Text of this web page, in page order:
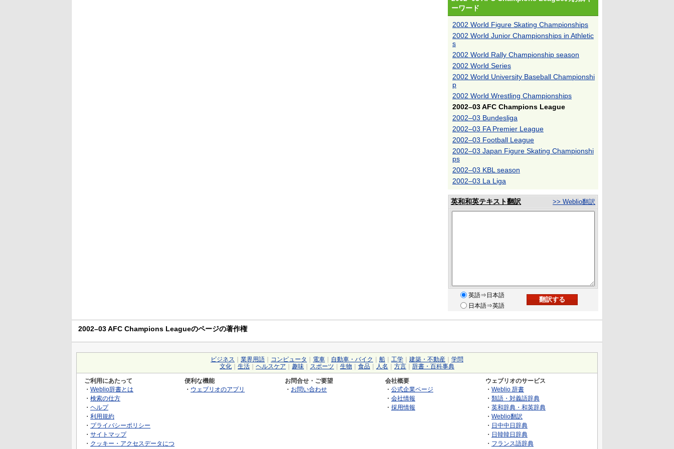
ーワード
2002 World Figure Skating Championships
2002 World Junior Championships in Athletic
s
2002 World Rally Championship season
2002 World Series
2002 World University Baseball Championshi
p
2002 World Wrestling Championships
2002–03 AFC Champions League
2002–03 Bundesliga
2002–03 FA Premier League
2002–03 Football League
2002–03 Japan Figure Skating Championshi
ps
2002–03 KBL season
2002–03 La Liga
英和和英テキスト翻訳 >> Weblio翻訳
英語⇒日本語
日本語⇒英語
2002–03 AFC Champions Leagueのページの著作権
ビジネス 業界用語 コンピュータ 電車 自動車・バイク 船 工学 建築・不動産
学問
文化
生活 ヘルスケア 趣味 スポーツ 生物 食品 人名 方言 辞書・百科事典
ご利用にあたって
・ Weblio辞書とは
・ 検索の仕方
・ ヘルプ
・ 利用規約
・ プライバシーポリシー
・ サイトマップ
・ クッキー・アクセスデータにつ
便利な機能
・ ウェブリオのアプリ
お問合せ・ご要望
・ お問い合わせ
会社概要
・ 公式企業ページ
・ 会社情報
・ 採用情報
ウェブリオのサービス
・ Weblio 辞書
・ 類語・対義語辞典
・ 英和辞典・和英辞典
・ Weblio翻訳
・ 日中中日辞典
・ 日韓韓日辞典
・ フランス語辞典